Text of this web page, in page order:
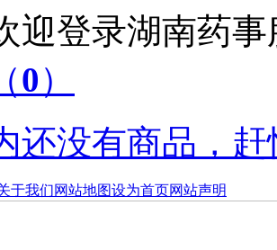
迎登录湖南药
（0）
还没有商品，
于我们网站地图设为首页网站声明